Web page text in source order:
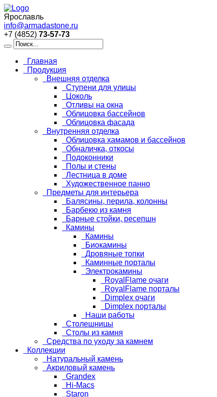
Ярославль
info@armadastone.ru
+7 (4852) 73-57-73
Главная
Продукция
Внешняя отделка
Ступени для улицы
Цоколь
Отливы на окна
Облицовка бассейнов
Облицовка фасада
Внутренняя отделка
Облицовка хамамов и бассейнов
Обналичка, откосы
Подоконники
Полы и стены
Лестница в доме
Художественное панно
Предметы для интерьера
Балясины, перила, колонны
Барбекю из камня
Барные стойки, ресепшн
Камины
Камины
Биокамины
Дровяные топки
Каминные порталы
Электрокамины
RoyalFlame очаги
RoyalFlame порталы
Dimplex очаги
Dimplex порталы
Наши работы
Столешницы
Столы из камня
Средства по уходу за камнем
Коллекции
Натуральный камень
Акриловый камень
Grandex
Hi-Macs
Staron